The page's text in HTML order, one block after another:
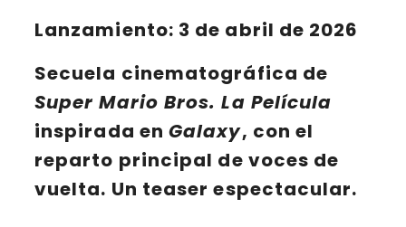
Lanzamiento: 3 de abril de 2026
Secuela cinematográfica de
Super Mario Bros. La Película
inspirada enGalaxy, con el
reparto principal de voces de
vuelta. Un teaser espectacular.